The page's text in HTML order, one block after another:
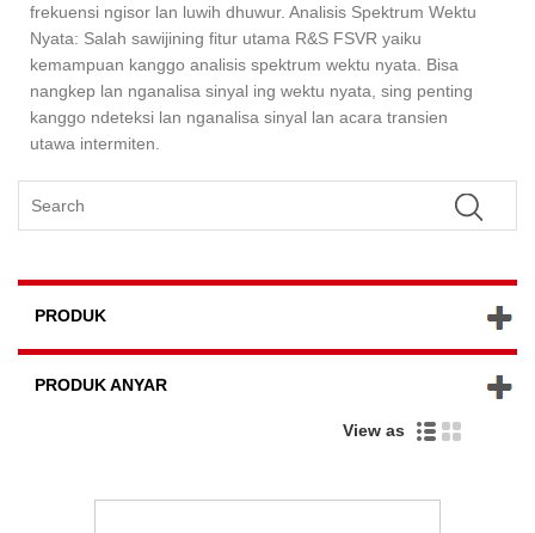
frekuensi ngisor lan luwih dhuwur. Analisis Spektrum Wektu
Nyata: Salah sawijining fitur utama R&S FSVR yaiku
kemampuan kanggo analisis spektrum wektu nyata. Bisa
nangkep lan nganalisa sinyal ing wektu nyata, sing penting
kanggo ndeteksi lan nganalisa sinyal lan acara transien
utawa intermiten.
PRODUK
PRODUK ANYAR
View as